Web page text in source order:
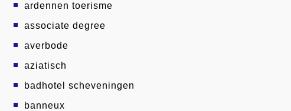
ardennen toerisme
associate degree
averbode
aziatisch
badhotel scheveningen
banneux